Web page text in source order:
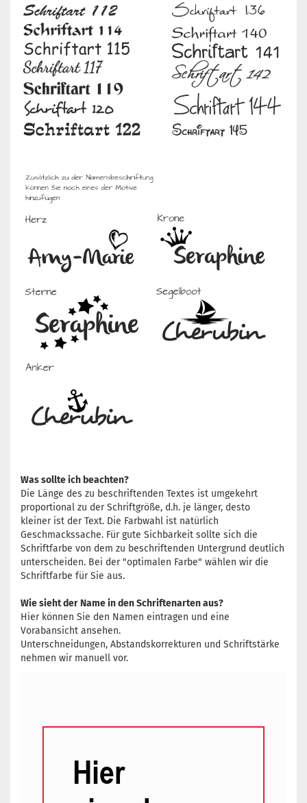
Was sollte ich beachten?
Die Länge des zu beschriftenden Textes ist umgekehrt
proportional zu der Schriftgröße, d.h. je länger, desto
kleiner ist der Text. Die Farbwahl ist natürlich
Geschmackssache. Für gute Sichbarkeit sollte sich die
Schriftfarbe von dem zu beschriftenden Untergrund deutlich
unterscheiden. Bei der "optimalen Farbe" wählen wir die
Schriftfarbe für Sie aus.
Wie sieht der Name in den Schriftenarten aus?
Hier können Sie den Namen eintragen und eine
Vorabansicht ansehen.
Unterschneidungen, Abstandskorrekturen und Schriftstärke
nehmen wir manuell vor.